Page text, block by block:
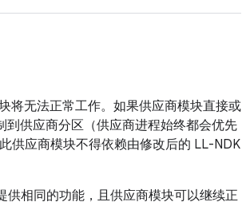
将无法正常工作。如果供应商模块直接或
到供应商分区（供应商进程始终都会优先
供应商模块不得依赖由修改后的 LL-NDK
供相同的功能，且供应商模块可以继续正